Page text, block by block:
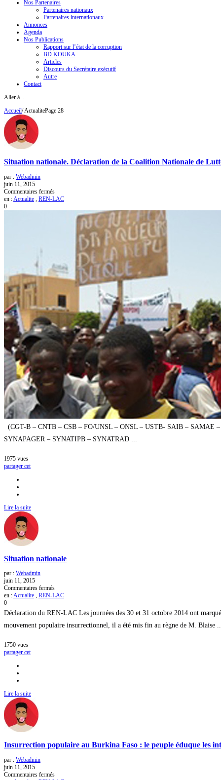
Nos Partenaires
Partenaires nationaux
Partenaires internationaux
Annonces
Agenda
Nos Publications
Rapport sur l’état de la corruption
BD KOUKA
Articles
Discours du Secrétaire exécutif
Autre
Contact
Aller à ...
Accueil/ActualitePage 28
Situation nationale. Déclaration de la Coalition Nationale de
par : Webadmin
juin 11, 2015
Commentaires fermés
Situation
Déclaration
contre
la
Vie
la
la
Fraude,
l’Impunité
et
pour
les
Libertés
(CCVC)
en : Actualite
REN-LAC
0
(CGT-B – CNTB – CSB – FO/UNSL – ONSL – USTB- SAIB –
SYNAPAGER – SYNATIPB – SYNATRAD ...
1975 vues
partager cet
Lire la suite
Situation nationale
par : Webadmin
juin 11, 2015
Commentaires ferméssur
Situation
en :Actualite , REN-LAC
0
Déclaration du REN-LAC Les journées des 30 et 31 octobre 2014 ont
mouvement populaire insurrectionnel, il a été mis fin au règne de M. Blaise
1750 vues
partager cet
Lire la suite
Insurrection populaire au Burkina Faso : le peuple éduque les
par : Webadmin
juin 11, 2015
Commentaires fermés